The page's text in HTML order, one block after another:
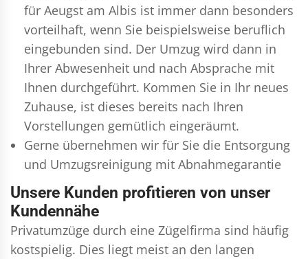
für Aeugst am Albis ist immer dann besonders
vorteilhaft, wenn Sie beispielsweise beruflich
eingebunden sind. Der Umzug wird dann in
Ihrer Abwesenheit und nach Absprache mit
Ihnen durchgeführt. Kommen Sie in Ihr neues
Zuhause, ist dieses bereits nach Ihren
Vorstellungen gemütlich eingeräumt.
Gerne übernehmen wir für Sie die Entsorgung
und Umzugsreinigung mit Abnahmegarantie
Unsere Kunden profitieren von unser
Kundennähe
Privatumzüge durch eine Zügelfirma sind häufig
kostspielig. Dies liegt meist an den langen